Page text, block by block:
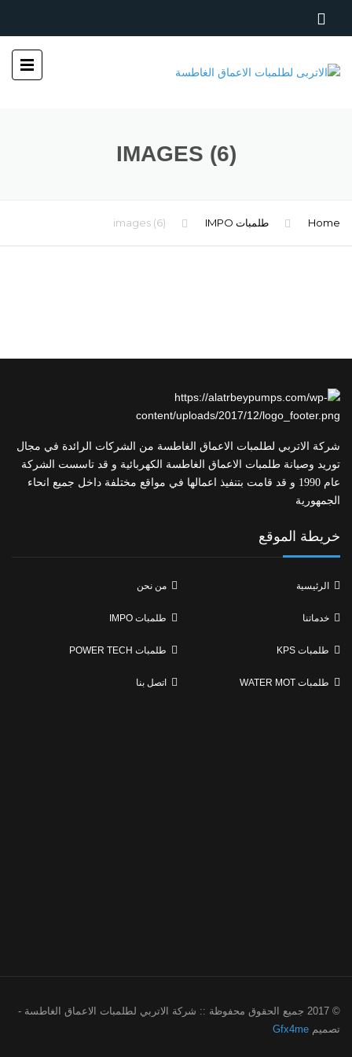
IMAGES (6)
Home طلمبات IMPO images (6)
شركة الاتربي لطلمبات الاعماق الغاطسة من الشركات الرائدة في مجال
توريد وصيانة طلمبات الاعماق الغاطسة الكهربائية و قد تاسست الشركة
عام 1990 و قد قامت بتنفيذ اعمالها في مواقع مختلفة داخل جميع انحاء
الجمهورية
خريطة الموقع
الرئيسية من نحن
خدماتنا طلمبات IMPO
طلمبات KPS طلمبات POWER TECH
طلمبات WATER MOT اتصل بنا
© 2017 جميع الحقوق محفوظة :: شركة الاتربي لطلمبات الاعماق الغاطسة -
تصميم Gfx4me